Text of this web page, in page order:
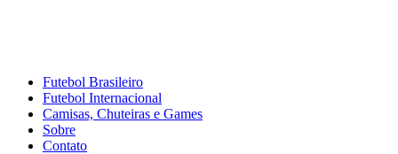
Futebol Brasileiro
Futebol Internacional
Camisas, Chuteiras e Games
Sobre
Contato